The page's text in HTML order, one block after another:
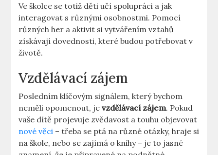
Ve školce se totiž ⁤děti učí⁢ spolupráci a jak⁤
interagovat‌ s různými osobnostmi. Pomocí
různých her a aktivit ⁢si vytvářením vztahů
⁢získávají ‍dovednosti, které budou potřebovat ⁣v
životě.
Vzdělávací zájem
Posledním klíčovým signálem, který bychom
neměli opomenout, jevzdělávací ‌zájem. Pokud
vaše dítě projevuje zvědavost a touhu objevovat
nové věci ⁣– třeba ⁣se ptá na ⁤různé ‌otázky,⁣ hraje ⁢si
na škole, nebo se ​zajímá o knihy – ​je to jasné